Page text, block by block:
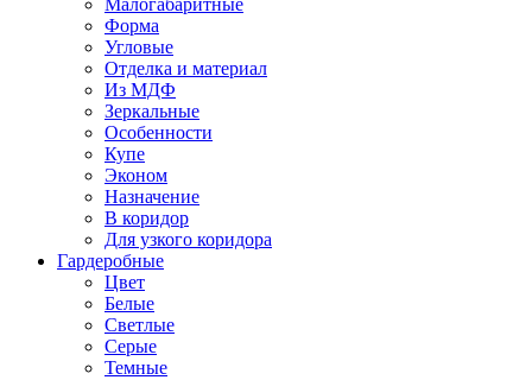
Малогабаритные
Форма
Угловые
Отделка и материал
Из МДФ
Зеркальные
Особенности
Купе
Эконом
Назначение
В коридор
Для узкого коридора
Гардеробные
Цвет
Белые
Светлые
Серые
Темные